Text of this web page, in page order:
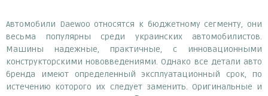
Автомобили Daewoo относятся к бюджетному сегменту, они
весьма популярны среди украинских автомобилистов.
Машины надежные, практичные, с инновационными
конструкторскими нововведениями. Однако все детали авто
бренда имеют определенный эксплуатационный срок, по
истечению которого их следует заменить. Оригинальные и